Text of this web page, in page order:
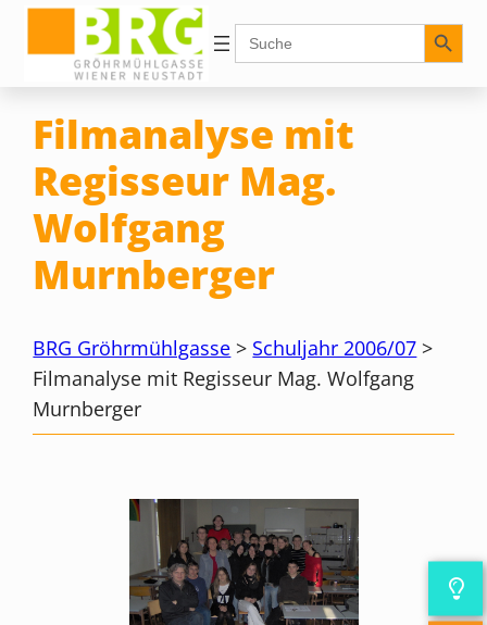
Inhalt
springen
Search
for:
Search Button
Filmanalyse mit
Regisseur Mag.
Wolfgang
Murnberger
BRG Gröhrmühlgasse > Schuljahr 2006/07 >
Filmanalyse mit Regisseur Mag. Wolfgang
Murnberger